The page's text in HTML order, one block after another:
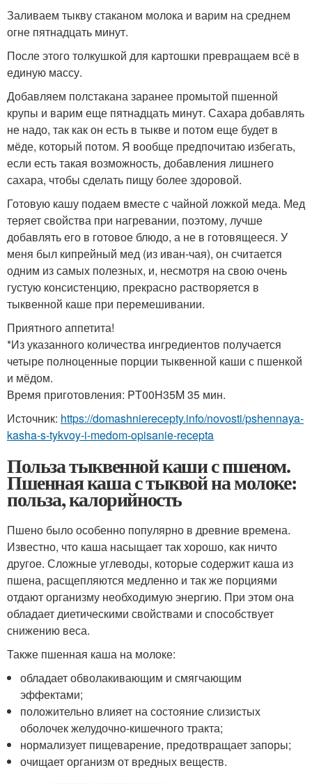
Заливаем тыкву стаканом молока и варим на среднем
огне пятнадцать минут.
После этого толкушкой для картошки превращаем всё в
единую массу.
Добавляем полстакана заранее промытой пшенной
крупы и варим еще пятнадцать минут. Сахара добавлять
не надо, так как он есть в тыкве и потом еще будет в
мёде, который потом. Я вообще предпочитаю избегать,
если есть такая возможность, добавления лишнего
сахара, чтобы сделать пищу более здоровой.
Готовую кашу подаем вместе с чайной ложкой меда. Мед
теряет свойства при нагревании, поэтому, лучше
добавлять его в готовое блюдо, а не в готовящееся. У
меня был кипрейный мед (из иван-чая), он считается
одним из самых полезных, и, несмотря на свою очень
густую консистенцию, прекрасно растворяется в
тыквенной каше при перемешивании.
Приятного аппетита!
*Из указанного количества ингредиентов получается
четыре полноценные порции тыквенной каши с пшенкой
и мёдом.
Время приготовления: PT00H35M 35 мин.
Источник: https://domashnierecepty.info/novosti/pshennaya-
kasha-s-tykvoy-i-medom-opisanie-recepta
Польза тыквенной каши с пшеном.
Пшенная каша с тыквой на молоке:
польза, калорийность
Пшено было особенно популярно в древние времена.
Известно, что каша насыщает так хорошо, как ничто
другое. Сложные углеводы, которые содержит каша из
пшена, расщепляются медленно и так же порциями
отдают организму необходимую энергию. При этом она
обладает диетическими свойствами и способствует
снижению веса.
Также пшенная каша на молоке:
обладает обволакивающим и смягчающим
эффектами;
положительно влияет на состояние слизистых
оболочек желудочно-кишечного тракта;
нормализует пищеварение, предотвращает запоры;
очищает организм от вредных веществ.